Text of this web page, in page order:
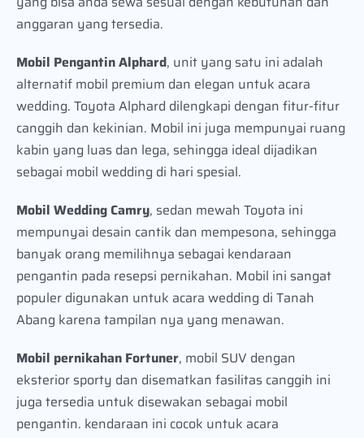
anggaran yang tersedia.
Mobil Pengantin Alphard, unit yang satu ini adalah
alternatif mobil premium dan elegan untuk acara
wedding. Toyota Alphard dilengkapi dengan fitur-fitur
canggih dan kekinian. Mobil ini juga mempunyai ruang
kabin yang luas dan lega, sehingga ideal dijadikan
sebagai mobil wedding di hari spesial.
Mobil Wedding Camry, sedan mewah Toyota ini
mempunyai desain cantik dan mempesona, sehingga
banyak orang memilihnya sebagai kendaraan
pengantin pada resepsi pernikahan. Mobil ini sangat
populer digunakan untuk acara wedding di Tanah
Abang karena tampilan nya yang menawan.
Mobil pernikahan Fortuner, mobil SUV dengan
eksterior sporty dan disematkan fasilitas canggih ini
juga tersedia untuk disewakan sebagai mobil
pengantin. kendaraan ini cocok untuk acara